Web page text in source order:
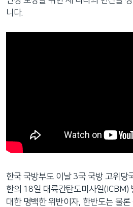
니다.
한국 국방부도 이날 3국 국방 고위당
한의 18일 대륙간탄도미사일(ICBM)
대한 명백한 위반이자, 한반도는 물